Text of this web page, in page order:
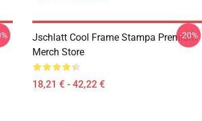
Jschlatt Cool Frame Stampa Premium
Merch Store
18,21 € - 42,22 €
-20%